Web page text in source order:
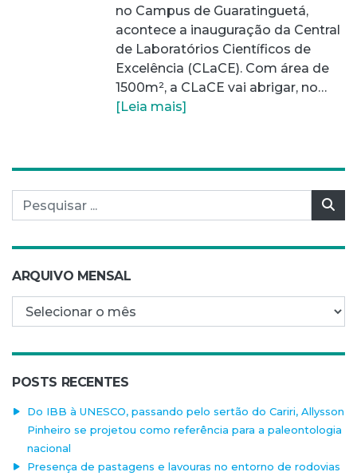
no Campus de Guaratinguetá,
acontece a inauguração da Central
de Laboratórios Científicos de
Excelência (CLaCE). Com área de
1500m², a CLaCE vai abrigar, no…
[Leia mais]
Pesquisar por:
ARQUIVO MENSAL
Arquivo mensal
POSTS RECENTES
Do IBB à UNESCO, passando pelo sertão do Cariri, Allysson
Pinheiro se projetou como referência para a paleontologia
nacional
Presença de pastagens e lavouras no entorno de rodovias